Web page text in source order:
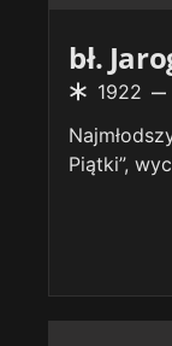
bł.
1922
Piątki”,